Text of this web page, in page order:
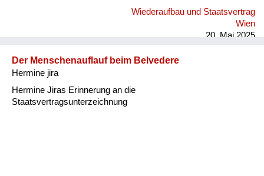
Wiederaufbau und
Wohnen
Wiederaufbau und Staatsvertrag
Wien
20. Mai 2025
Der Menschenauflauf beim Belvedere
Hermine jira
Hermine Jiras Erinnerung an die
Staatsvertragsunterzeichnung